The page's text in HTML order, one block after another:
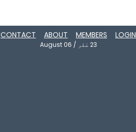
LOGIN
MEMBERS
ABOUT
CONTACT
23 صَفَر /
August 06